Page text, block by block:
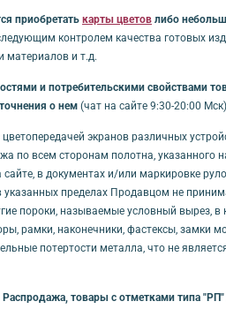
приобретать карты цветов либо
контролем качества готовых
материалов и т.д.
и потребительскими свойствами
о нем (чат на сайте 9:30-20:00
экранов различных
по всем сторонам полотна,
в документах и/или маркировке
пределах Продавцом не
пороки, называемые условный вырез,
рамки, наконечники, фастексы, замки
потертости металла, что не
товары с отметками типа